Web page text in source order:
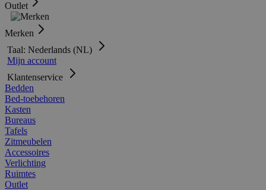
Outlet
Merken
Taal: Nederlands (NL)
Mijn account
Klantenservice
Bedden
Bed-toebehoren
Kasten
Bureaus
Tafels
Zitmeubelen
Accessoires
Verlichting
Ruimtes
Outlet